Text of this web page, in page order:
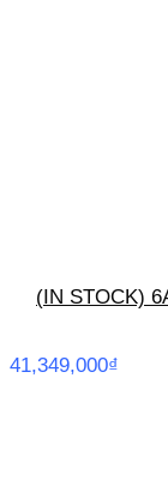
(IN STOCK)
41,349,000₫